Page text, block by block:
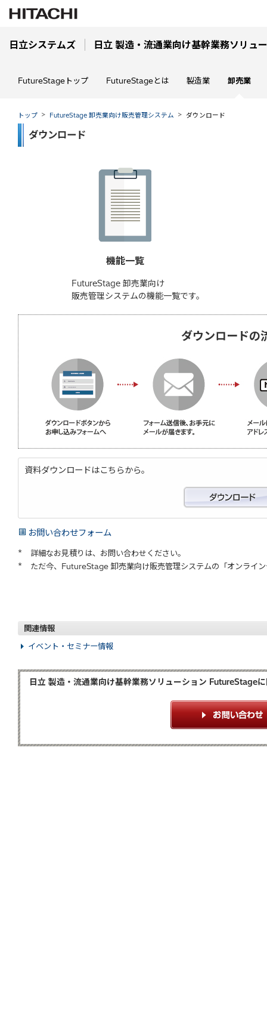
日立システムズ 日立 製造・流通業向け基幹業務ソリュ
FutureStageトップ FutureStageとは 製造業 卸売業
トップ FutureStage 卸売業向け販売管理システム ダウンロード
ダウンロード
機能一覧
FutureStage 卸売業向け
販売管理システムの機能一覧です。
ダウンロードの
資料ダウンロードはこちらから。
お問い合わせフォーム
*
詳細なお見積りは、お問い合わせください。
*
ただ今、FutureStage 卸売業向け販売管理システムの「オンライ
関連情報
イベント・セミナー情報
日立 製造・流通業向け基幹業務ソリューション FutureStage